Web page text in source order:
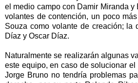
el medio campo con Damir Miranda y
volantes de contención, un poco
Souza como volante de creación; la
Díaz y Oscar Díaz.
Naturalmente se realizarán algunas
este equipo, en caso de solucionar
Jorge Bruno no tendría problemas